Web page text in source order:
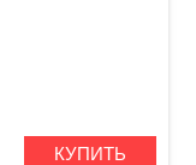
КУПИТЬ